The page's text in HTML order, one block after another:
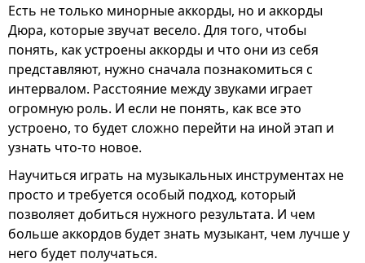
Есть не только минорные аккорды, но и аккорды
Дюра, которые звучат весело. Для того, чтобы
понять, как устроены аккорды и что они из себя
представляют, нужно сначала познакомиться с
интервалом. Расстояние между звуками играет
огромную роль. И если не понять, как все это
устроено, то будет сложно перейти на иной этап и
узнать что-то новое.
Научиться играть на музыкальных инструментах не
просто и требуется особый подход, который
позволяет добиться нужного результата. И чем
больше аккордов будет знать музыкант, чем лучше у
него будет получаться.